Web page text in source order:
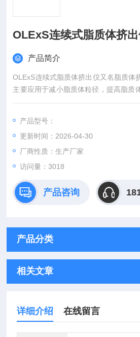
OLExS连续式脂质体挤
产品简介
OLExS连续式脂质体挤出仪又名脂质体
主要应用于减小脂质体粒径，提高脂质
剂产品粒径均一化，去除产品中的颗粒
产品型号：
更新时间：2026-04-30
厂商性质：生产厂家
访问量：3018
产品咨询
产品分类
相关文章
详细介绍 在线留言